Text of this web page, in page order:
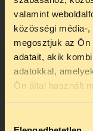
valamint
közösségi média-
megosztjuk az Ön
adatait, akik
adatokkal,
Ön által használt
államtól
egyik érintett
hogy tőlük
ha nem,
adatok
minisztérium
adott.